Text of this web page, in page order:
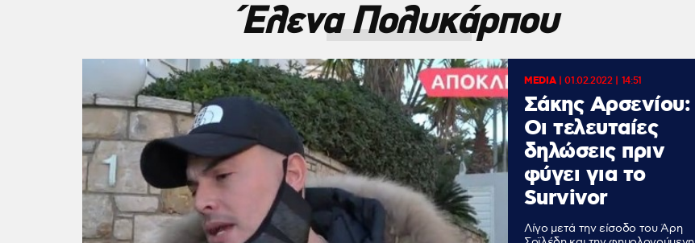
Έλενα Πολυκάρπου
MEDIA|01.02.2022 | 14:51
Σάκης Αρσενίου:
Οι τελευταίες
δηλώσεις πριν
φύγει για το
Survivor
Λίγο μετά την είσοδο του Άρη